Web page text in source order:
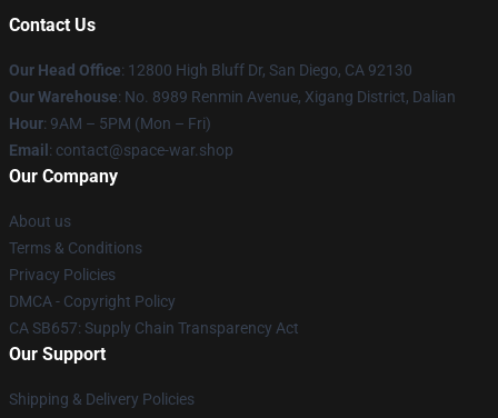
Contact Us
Our Head Office: 12800 High Bluff Dr, San Diego, CA 92130
Our Warehouse: No. 8989 Renmin Avenue, Xigang District, Dalian
Hour: 9AM – 5PM (Mon – Fri)
Email : contact@space-war.shop
Our Company
About us
Terms & Conditions
Privacy Policies
DMCA - Copyright Policy
CA SB657: Supply Chain Transparency Act
Our Support
Shipping & Delivery Policies